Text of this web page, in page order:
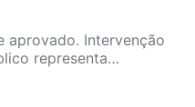
aprovado. Intervenção
representa…